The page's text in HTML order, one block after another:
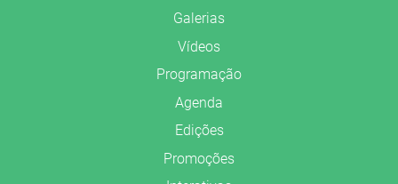
Galerias
Vídeos
Programação
Agenda
Edições
Promoções